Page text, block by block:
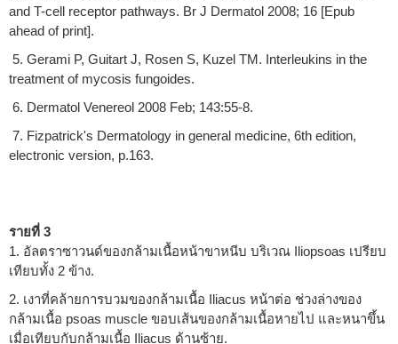
and T-cell receptor pathways. Br J Dermatol 2008; 16 [Epub
ahead of print].
5. Gerami P, Guitart J, Rosen S, Kuzel TM. Interleukins in the
treatment of mycosis fungoides.
6. Dermatol Venereol 2008 Feb; 143:55-8.
7. Fizpatrick's Dermatology in general medicine, 6th edition,
electronic version, p.163.
รายที่ 3
1. อัลตราซาวนด์ของกล้ามเนื้อหน้าขาหนีบ บริเวณ Iliopsoas เปรียบ
เทียบทั้ง 2 ข้าง.
2. เงาที่คล้ายการบวมของกล้ามเนื้อ Iliacus หน้าต่อ ช่วงล่างของ
กล้ามเนื้อ psoas muscle ขอบเส้นของกล้ามเนื้อหายไป และหนาขึ้น
เมื่อเทียบกับกล้ามเนื้อ Iliacus ด้านซ้าย.